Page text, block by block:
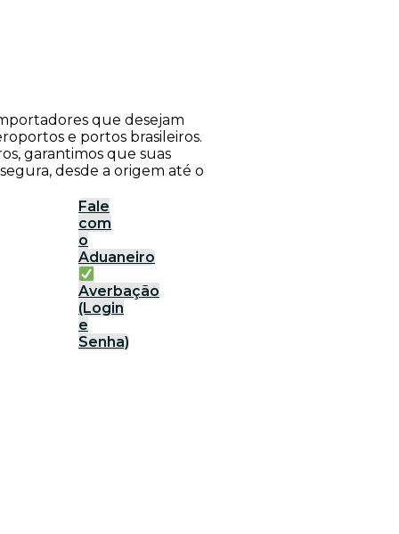
que desejam
e portos brasileiros.
garantimos que suas
desde a origem até o
Fale
com
o
Aduaneiro
Averbação
(Login
e
Senha)